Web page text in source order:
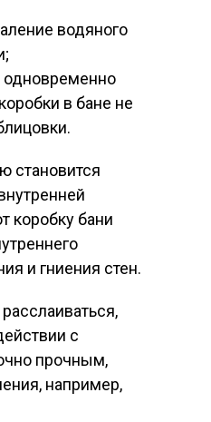
водяного
одновременно
в бане не
становится
коробку бани
и гниения стен.
с
прочным,
например,